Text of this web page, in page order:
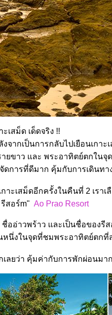
ะเสม็ด เด็ดจริง !!
ากเป็นการกลับไปเยือนเกาะ
ยขาว และ พระอาทิตย์ตกในจุ
ดการที่ดีมาก คุ้มกับการเดินทา
าะเสม็ดอีกครั้งในคืนที่ 2 เรา
สอร์m" Ao Prao Resort
ออ่าวพร้าว และเป็นชื่อของรี
นึ่งในจุดที่ชมพระอาทิตย์ตกที่
ลยว่า คุ้มค่ากับการพักผ่อนมา